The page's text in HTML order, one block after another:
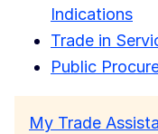
Indications
Trade in
Public
My Trade